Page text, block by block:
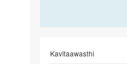
Kavitaawasthi